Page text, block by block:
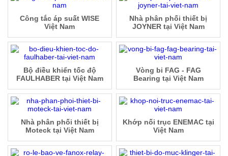
Nhà phân phối thiết bị
JOYNER tại Việt Nam
Công tắc áp suất WISE
Việt Nam
Vòng bi FAG - FAG
Bearing tại Việt Nam
Bộ điều khiển tốc độ
FAULHABER tại Việt Nam
Khớp nối trục ENEMAC tại
Việt Nam
Nhà phân phối thiết bị
Moteck tại Việt Nam